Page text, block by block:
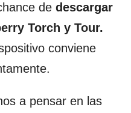
de descargar
Torch y Tour.
conviene
a pensar en las